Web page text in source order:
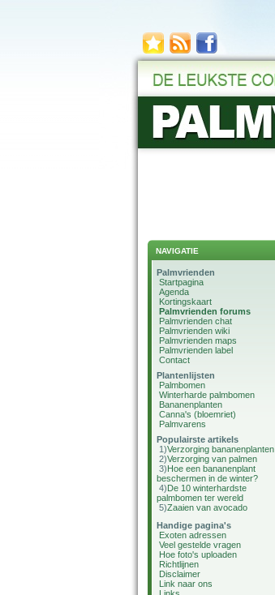
NAVIGATIE
Palmvrienden
Startpagina
Agenda
Kortingskaart
Palmvrienden forums
Palmvrienden chat
Palmvrienden wiki
Palmvrienden maps
Palmvrienden label
Contact
Plantenlijsten
Palmbomen
Winterharde palmbomen
Bananenplanten
Canna's (bloemriet)
Palmvarens
Populairste artikels
1)Verzorging bananenplanten
2)Verzorging van palmen
3)Hoe een bananenplant
beschermen in de winter?
4)De 10 winterhardste
palmbomen ter wereld
5)Zaaien van avocado
Handige pagina's
Exoten adressen
Veel gestelde vragen
Hoe foto's uploaden
Richtlijnen
Disclaimer
Link naar ons